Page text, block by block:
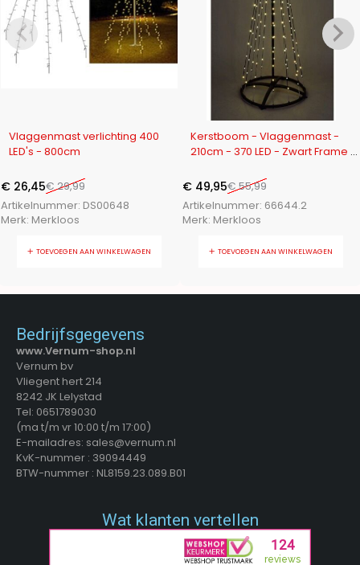
Vlaggenmast verlichting 400
LED's - 800cm
€29,99
€ 26,45
Artikelnummer: DS00648
Merk: Merkloos
TOEVOEGEN AAN WINKELWAGEN
Kerstboom - Vlaggenmast -
210cm - 370 LED - Zwart Frame -
€55,99
€ 49,95
Artikelnummer: 66644.2
Merk: Merkloos
TOEVOEGEN AAN WINKELWAGEN
Bedrijfsgegevens
www.Vernum-shop.nl
Vernum bv
Vliegent hert 214
8242 JK Lelystad
Tel: 0651789030
(ma t/m vr 10:00 t/m 17:00)
E-mailadres: sales@vernum.nl
KvK-nummer : 39094449
BTW-nummer : NL8159.23.089.B01
Wat klanten vertellen